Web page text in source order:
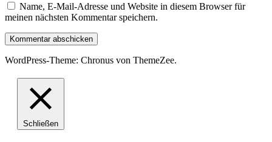
Name, E-Mail-Adresse und Website in diesem Browser für
meinen nächsten Kommentar speichern.
WordPress-Theme: Chronus von ThemeZee.
Schließen